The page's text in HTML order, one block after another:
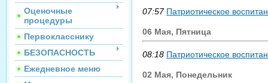
Оценочные
процедуры
Первокласснику
БЕЗОПАСНОСТЬ
Ежедневное меню
07:57 Патриотическое
06 Мая, Пятница
08:18 Патриотическое
02 Мая, Понедельник